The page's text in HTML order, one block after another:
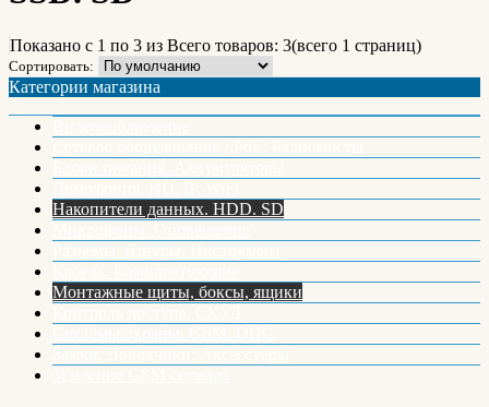
Показано с 1 по 3 из Всего товаров: 3(всего 1 страниц)
Сортировать:
Категории магазина
Накопители данных. HDD. SD
Монтажные щиты, боксы, ящики